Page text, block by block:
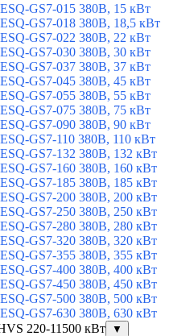
GS7-015 380В, 15 кВт
GS7-018 380В, 18,5 кВт
GS7-022 380В, 22 кВт
GS7-030 380В, 30 кВт
GS7-037 380В, 37 кВт
GS7-045 380В, 45 кВт
GS7-055 380В, 55 кВт
GS7-075 380В, 75 кВт
GS7-090 380В, 90 кВт
GS7-110 380В, 110 кВт
GS7-132 380В, 132 кВт
GS7-160 380В, 160 кВт
GS7-185 380В, 185 кВт
GS7-200 380В, 200 кВт
GS7-250 380В, 250 кВт
GS7-280 380В, 280 кВт
GS7-320 380В, 320 кВт
GS7-355 380В, 355 кВт
GS7-400 380В, 400 кВт
GS7-450 380В, 450 кВт
GS7-500 380В, 500 кВт
GS7-630 380В, 630 кВт
220-11500 кВт
▼